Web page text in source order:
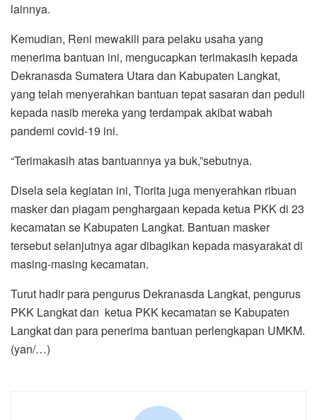
lainnya.
Kemudian, Reni mewakili para pelaku usaha yang
menerima bantuan ini, mengucapkan terimakasih kepada
Dekranasda Sumatera Utara dan Kabupaten Langkat,
yang telah menyerahkan bantuan tepat sasaran dan peduli
kepada nasib mereka yang terdampak akibat wabah
pandemi covid-19 ini.
“Terimakasih atas bantuannya ya buk,”sebutnya.
Disela sela kegiatan ini, Tiorita juga menyerahkan ribuan
masker dan piagam penghargaan kepada ketua PKK di 23
kecamatan se Kabupaten Langkat. Bantuan masker
tersebut selanjutnya agar dibagikan kepada masyarakat di
masing-masing kecamatan.
Turut hadir para pengurus Dekranasda Langkat, pengurus
PKK Langkat dan ketua PKK kecamatan se Kabupaten
Langkat dan para penerima bantuan perlengkapan UMKM.
(yan/…)